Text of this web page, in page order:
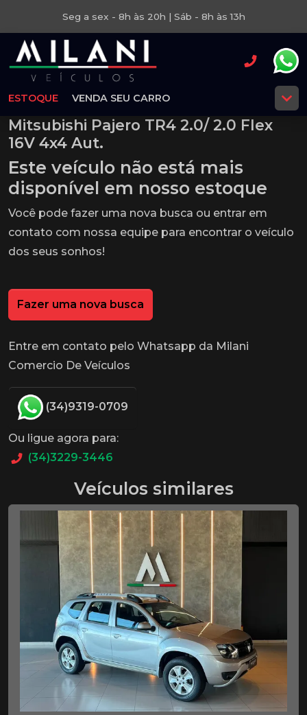
Seg a sex - 8h às 20h | Sáb - 8h às 13h
ESTOQUE VENDA SEU CARRO
Mitsubishi Pajero TR4 2.0/ 2.0 Flex
16V 4x4 Aut.
Este veículo não está mais
disponível em nosso estoque
Você pode fazer uma nova busca ou entrar em
contato com nossa equipe para encontrar o veículo
dos seus sonhos!
Fazer uma nova busca
Entre em contato pelo Whatsapp da Milani
Comercio De Veículos
(34)9319-0709
Ou ligue agora para:
(34)3229-3446
Veículos similares